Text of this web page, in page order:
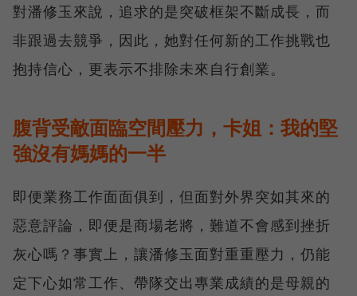
對潘修玉來說，追求的是突破框架不斷成長，而
非跟過去競爭，因此，她對任何新的工作挑戰也
抱持信心，更表示不排除未來自行創業。
腹背受敵面臨空間壓力，卡姐：我的堅
強沒有媽媽的一半
即便業務工作面面俱到，但面對外界突如其來的
惡意評論，即便是商場老將，難道不會感到挫折
灰心嗎？事實上，讓潘修玉面對重重壓力，仍能
定下心如常工作、帶隊交出專業成績的是母親的